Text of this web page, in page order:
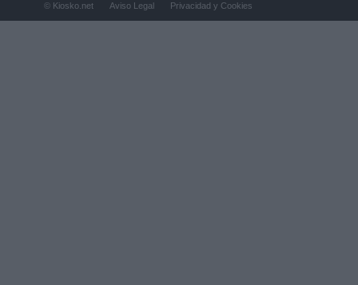
© Kiosko.net Aviso Legal Privacidad y Cookies